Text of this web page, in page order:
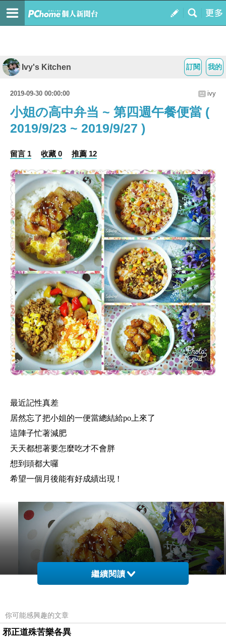
我的
訂閱
Ivy's Kitchen
2019-09-30 00:00:00 ivy
小姐の高中弁当 ~ 第四週午餐便當 (
2019/9/23 ~ 2019/9/27 )
留言 1 收藏 0 推薦 12
最近記性真差
居然忘了把小姐的一便當總結給po上來了
這陣子忙著減肥
天天都想著要怎麼吃才不會胖
想到頭都大囉
希望一個月後能有好成績出現 !
繼續閱讀
你可能感興趣的文章
邪正道殊苦樂各異